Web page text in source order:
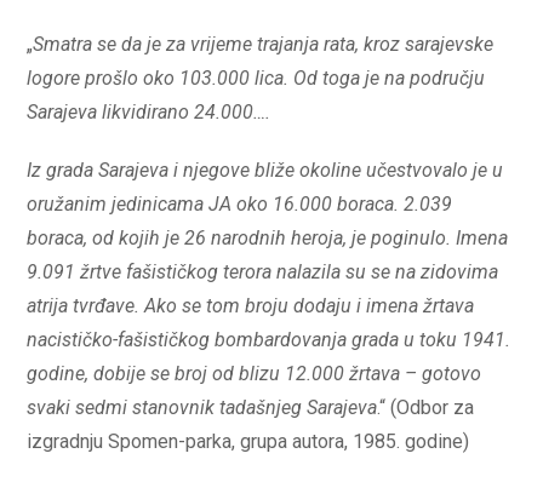
„Smatra se da je za vrijeme trajanja rata, kroz sarajevske
logore prošlo oko 103.000 lica. Od toga je na području
Sarajeva likvidirano 24.000….
Iz grada Sarajeva i njegove bliže okoline učestvovalo je u
oružanim jedinicama JA oko 16.000 boraca. 2.039
boraca, od kojih je 26 narodnih heroja, je poginulo. Imena
9.091 žrtve fašističkog terora nalazila su se na zidovima
atrija tvrđave. Ako se tom broju dodaju i imena žrtava
nacističko-fašističkog bombardovanja grada u toku 1941.
godine, dobije se broj od blizu 12.000 žrtava – gotovo
svaki sedmi stanovnik tadašnjeg Sarajeva.“ (Odbor za
izgradnju Spomen-parka, grupa autora, 1985. godine)